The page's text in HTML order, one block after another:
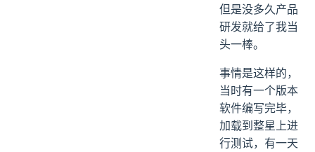
但是没多久产品
研发就给了我当
头一棒。
事情是这样的，
当时有一个版本
软件编写完毕，
加载到整星上进
行测试，有一天